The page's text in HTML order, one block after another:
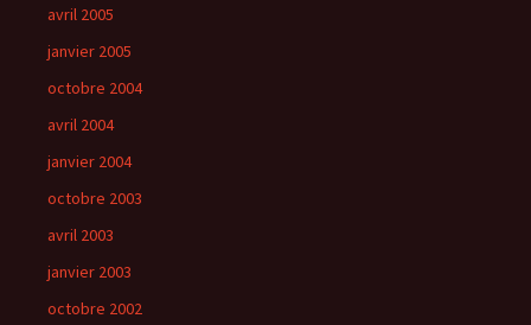
avril 2005
janvier 2005
octobre 2004
avril 2004
janvier 2004
octobre 2003
avril 2003
janvier 2003
octobre 2002